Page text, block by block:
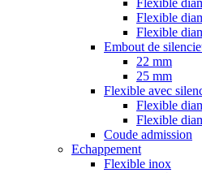
Flexible
Flexible
Flexible
Embout de
22 mm
25 mm
Flexible avec
Flexible
Flexible
Coude admission
Echappement
Flexible inox